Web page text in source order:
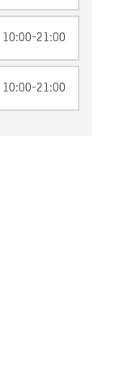
10:00-21:00
10:00-21:00